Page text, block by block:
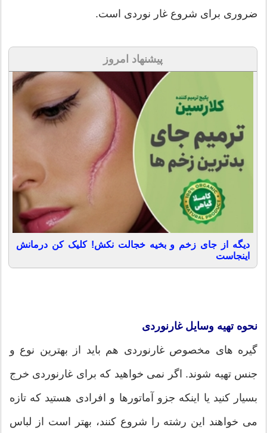
ضروری برای شروع غار نوردی است.
پیشنهاد امروز
دیگه از جای زخم و بخیه خجالت نکش! کلیک کن درمانش
اینجاست
نحوه تهیه وسایل غارنوردی
گیره های مخصوص غارنوردی هم باید از بهترین نوع و
جنس تهیه شوند. اگر نمی خواهید که برای غارنوردی خرج
بسیار کنید یا اینکه جزو آماتورها و افرادی هستید که تازه
می خواهند این رشته را شروع کنند، بهتر است از لباس